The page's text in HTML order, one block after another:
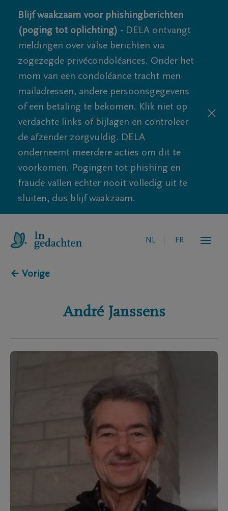
Blijf waakzaam voor phishingberichten
(poging tot oplichting) - DELA ontvangt
meldingen over valse berichten via
zogezegde privécondoléances. Onder het
mom van een condoléance tracht men
mailadressen, andere persoonsgegevens
of een betaling te bekomen. Klik niet op
verdachte links of bijlagen en controleer
de afzender zorgvuldig. DELA
onderneemt meerdere acties om dit te
voorkomen. Pogingen tot phishing en
fraude vallen echter nooit volledig uit te
sluiten, dus blijf waakzaam.
NL FR
← Vorige
André Janssens